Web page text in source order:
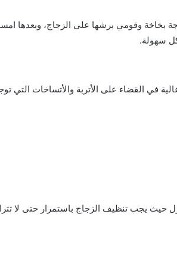
وقومي برشها على الزجاج، وبعدها
سهولة.
في القضاء على الأتربة والأتساخات التي
حيث يجب تنظيف الزجاج باستمرار حتى لا